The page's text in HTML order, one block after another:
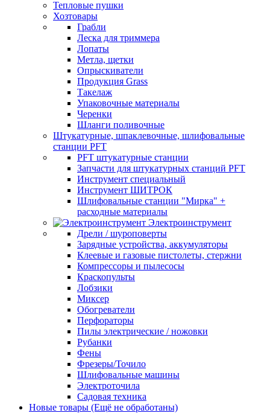
Тепловые пушки
Хозтовары
Грабли
Леска для триммера
Лопаты
Метла, щетки
Опрыскиватели
Продукция Grass
Такелаж
Упаковочные материалы
Черенки
Шланги поливочные
Штукатурные, шпаклевочные, шлифовальные
станции PFT
PFT штукатурные станции
Запчасти для штукатурных станций PFT
Инструмент специальный
Инструмент ШИТРОК
Шлифовальные станции "Мирка" +
расходные материалы
Электроинструмент
Дрели / шуроповерты
Зарядные устройства, аккумуляторы
Клеевые и газовые пистолеты, стержни
Компрессоры и пылесосы
Краскопульты
Лобзики
Миксер
Обогреватели
Перфораторы
Пилы электрические / ножовки
Рубанки
Фены
Фрезеры/Точило
Шлифовальные машины
Электроточила
Садовая техника
Новые товары (Ещё не обработаны)